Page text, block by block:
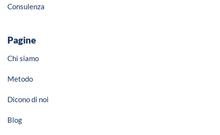
Consulenza
Pagine
Chi siamo
Metodo
Dicono di noi
Blog